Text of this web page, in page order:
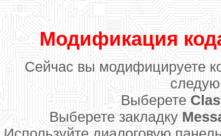
Модификация
Сейчас вы модифицируете
Выберете
Выберете закладку